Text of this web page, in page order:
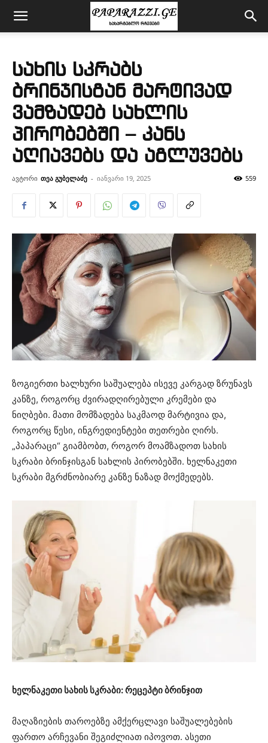
სახის სკრაბს
ბრინჯისგან მარტივად
ვამზადებ სახლის
პირობებში – კანს
აღიავებს და აგლუვებს
ავტორი თეა გუბელაძე - იანვარი 19, 2025 559
ზოგიერთი ხალხური საშუალება ისევე კარგად ზრუნავს
კანზე, როგორც ძვირადღირებული კრემები და
ნიღბები. მათი მომზადება საკმაოდ მარტივია და,
როგორც წესი, ინგრედიენტები თეთრები ღირს.
„პაპარაცი“ გიამბობთ, როგორ მოამზადოთ სახის
სკრაბი ბრინჯისგან სახლის პირობებში. ხელნაკეთი
სკრაბი მგრძნობიარე კანზე ნაზად მოქმედებს.
ხელნაკეთი სახის სკრაბი: რეცეპტი ბრინჯით
მაღაზიების თაროებზე ამქერცლავი საშუალებების
ფართო არჩევანი შეგიძლიათ იპოვოთ. ასეთი